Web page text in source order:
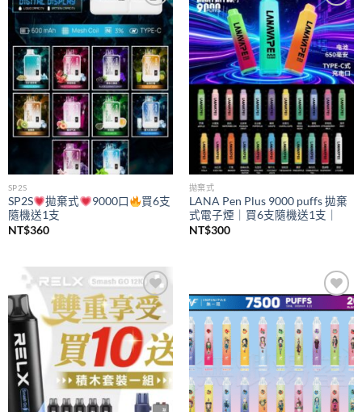
Add to
wishlist
SP2S
SP2S 拋棄式 9000口
買6支
隨機送1支
NT$360
Add to
wishlist
拋棄式
LANA Pen Plus 9000 puffs 拋棄
式電子煙｜買6支隨機送1支｜
NT$300
Add to
wishlist
Add to
wishlist